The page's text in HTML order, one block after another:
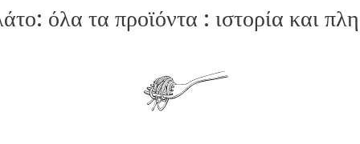
όλα τα προϊόντα : ιστορία και